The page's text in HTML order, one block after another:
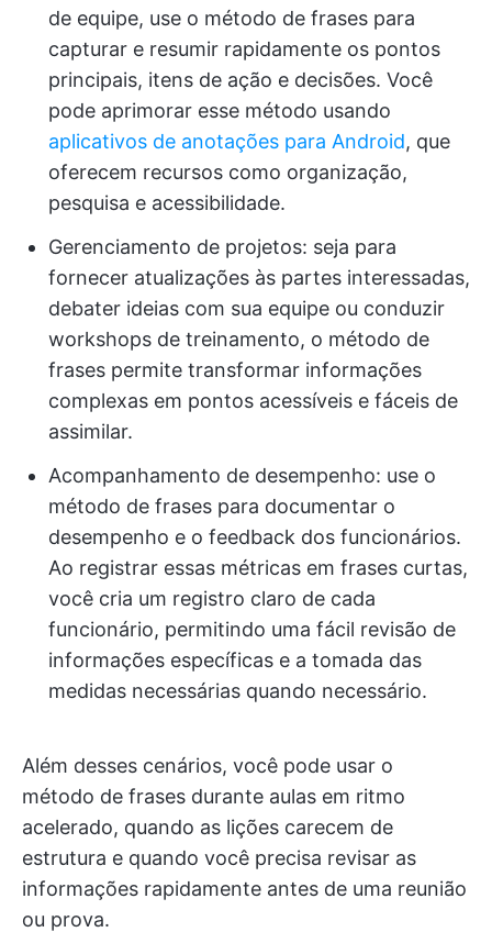
de equipe, use o método de frases para
capturar e resumir rapidamente os pontos
principais, itens de ação e decisões. Você
pode aprimorar esse método usando
aplicativos de anotações para Android, que
oferecem recursos como organização,
pesquisa e acessibilidade.
Gerenciamento de projetos: seja para
fornecer atualizações às partes interessadas,
debater ideias com sua equipe ou conduzir
workshops de treinamento, o método de
frases permite transformar informações
complexas em pontos acessíveis e fáceis de
assimilar.
Acompanhamento de desempenho: use o
método de frases para documentar o
desempenho e o feedback dos funcionários.
Ao registrar essas métricas em frases curtas,
você cria um registro claro de cada
funcionário, permitindo uma fácil revisão de
informações específicas e a tomada das
medidas necessárias quando necessário.
Além desses cenários, você pode usar o
método de frases durante aulas em ritmo
acelerado, quando as lições carecem de
estrutura e quando você precisa revisar as
informações rapidamente antes de uma reunião
ou prova.